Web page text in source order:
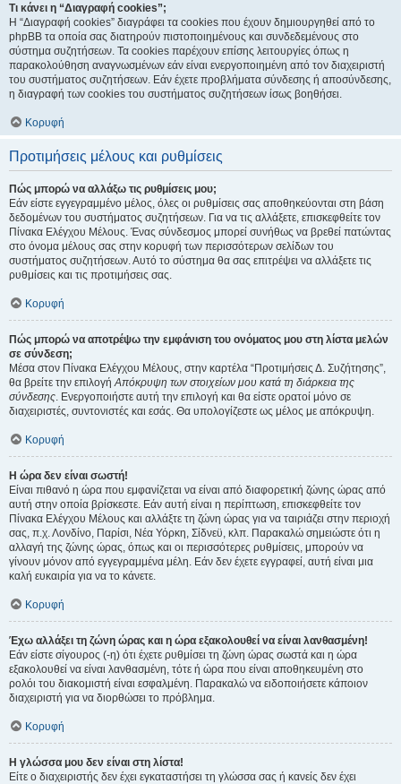
Τι κάνει η “Διαγραφή cookies”;
Η “Διαγραφή cookies” διαγράφει τα cookies που έχουν δημιουργηθεί από το
phpBB τα οποία σας διατηρούν πιστοποιημένους και συνδεδεμένους στο
σύστημα συζητήσεων. Τα cookies παρέχουν επίσης λειτουργίες όπως η
παρακολούθηση αναγνωσμένων εάν είναι ενεργοποιημένη από τον διαχειριστή
του συστήματος συζητήσεων. Εάν έχετε προβλήματα σύνδεσης ή αποσύνδεσης,
η διαγραφή των cookies του συστήματος συζητήσεων ίσως βοηθήσει.
Κορυφή
Προτιμήσεις μέλους και ρυθμίσεις
Πώς μπορώ να αλλάξω τις ρυθμίσεις μου;
Εάν είστε εγγεγραμμένο μέλος, όλες οι ρυθμίσεις σας αποθηκεύονται στη βάση
δεδομένων του συστήματος συζητήσεων. Για να τις αλλάξετε, επισκεφθείτε τον
Πίνακα Ελέγχου Μέλους. Ένας σύνδεσμος μπορεί συνήθως να βρεθεί πατώντας
στο όνομα μέλους σας στην κορυφή των περισσότερων σελίδων του
συστήματος συζητήσεων. Αυτό το σύστημα θα σας επιτρέψει να αλλάξετε τις
ρυθμίσεις και τις προτιμήσεις σας.
Κορυφή
Πώς μπορώ να αποτρέψω την εμφάνιση του ονόματος μου στη λίστα μελών
σε σύνδεση;
Μέσα στον Πίνακα Ελέγχου Μέλους, στην καρτέλα “Προτιμήσεις Δ. Συζήτησης”,
θα βρείτε την επιλογήΑπόκρυψη των στοιχείων μου κατά τη διάρκεια της
σύνδεσης. Ενεργοποιήστε αυτή την επιλογή και θα είστε ορατοί μόνο σε
διαχειριστές, συντονιστές και εσάς. Θα υπολογίζεστε ως μέλος με απόκρυψη.
Κορυφή
Η ώρα δεν είναι σωστή!
Είναι πιθανό η ώρα που εμφανίζεται να είναι από διαφορετική ζώνης ώρας από
αυτή στην οποία βρίσκεστε. Εάν αυτή είναι η περίπτωση, επισκεφθείτε τον
Πίνακα Ελέγχου Μέλους και αλλάξτε τη ζώνη ώρας για να ταιριάζει στην περιοχή
σας, π.χ. Λονδίνο, Παρίσι, Νέα Υόρκη, Σίδνεϋ, κλπ. Παρακαλώ σημειώστε ότι η
αλλαγή της ζώνης ώρας, όπως και οι περισσότερες ρυθμίσεις, μπορούν να
γίνουν μόνον από εγγεγραμμένα μέλη. Εάν δεν έχετε εγγραφεί, αυτή είναι μια
καλή ευκαιρία για να το κάνετε.
Κορυφή
Έχω αλλάξει τη ζώνη ώρας και η ώρα εξακολουθεί να είναι λανθασμένη!
Εάν είστε σίγουρος (-η) ότι έχετε ρυθμίσει τη ζώνη ώρας σωστά και η ώρα
εξακολουθεί να είναι λανθασμένη, τότε ή ώρα που είναι αποθηκευμένη στο
ρολόι του διακομιστή είναι εσφαλμένη. Παρακαλώ να ειδοποιήσετε κάποιον
διαχειριστή για να διορθώσει το πρόβλημα.
Κορυφή
Η γλώσσα μου δεν είναι στη λίστα!
Είτε ο διαχειριστής δεν έχει εγκαταστήσει τη γλώσσα σας ή κανείς δεν έχει